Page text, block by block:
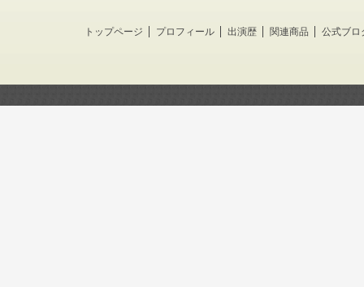
トップページ プロフィール 出演歴 関連商品 公式ブロ